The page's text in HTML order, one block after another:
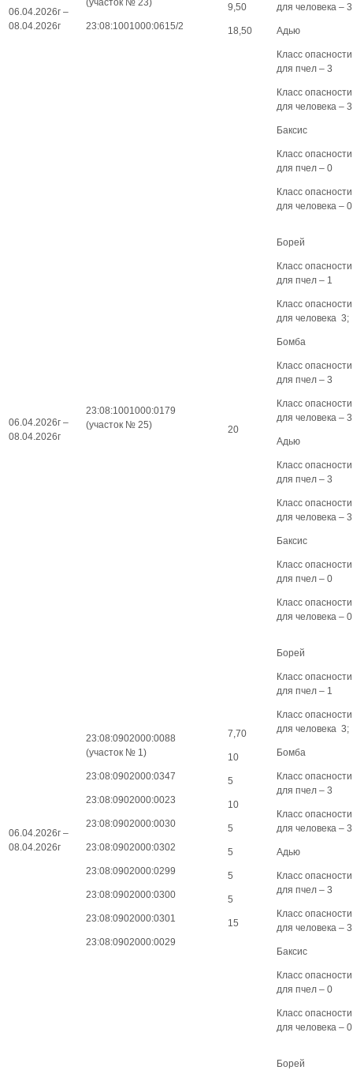
06.04.2026г –
08.04.2026г
(участок № 23)
23:08:1001000:0615/2
9,50
18,50
для человека –
Адью
Класс опасности
для пчел – 3
Класс опасности
для человека –
Баксис
Класс опасности
для пчел – 0
Класс опасности
для человека –
06.04.2026г –
08.04.2026г
23:08:1001000:0179
(участок № 25)
20
Борей
Класс опасности
для пчел – 1
Класс опасности
для человека 3;
Бомба
Класс опасности
для пчел – 3
Класс опасности
для человека –
Адью
Класс опасности
для пчел – 3
Класс опасности
для человека –
Баксис
Класс опасности
для пчел – 0
Класс опасности
для человека –
06.04.2026г –
08.04.2026г
23:08:0902000:0088
(участок № 1)
23:08:0902000:0347
23:08:0902000:0023
23:08:0902000:0030
23:08:0902000:0302
23:08:0902000:0299
23:08:0902000:0300
23:08:0902000:0301
23:08:0902000:0029
7,70
10
5
10
5
5
5
5
15
Борей
Класс опасности
для пчел – 1
Класс опасности
для человека 3;
Бомба
Класс опасности
для пчел – 3
Класс опасности
для человека –
Адью
Класс опасности
для пчел – 3
Класс опасности
для человека –
Баксис
Класс опасности
для пчел – 0
Класс опасности
для человека –
Борей